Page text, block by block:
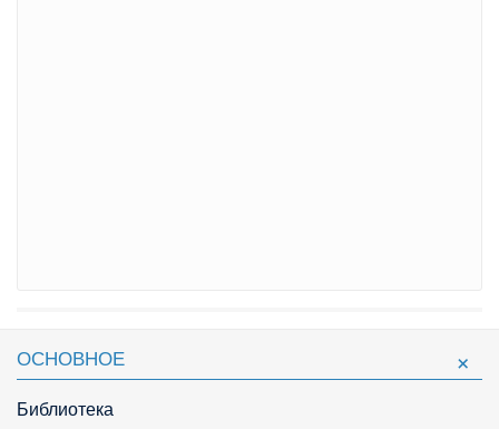
ОСНОВНОЕ
Библиотека